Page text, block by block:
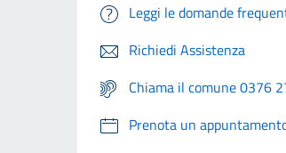
Leggi le domande
Richiedi Assistenza
Chiama il comune 0376
Prenota un